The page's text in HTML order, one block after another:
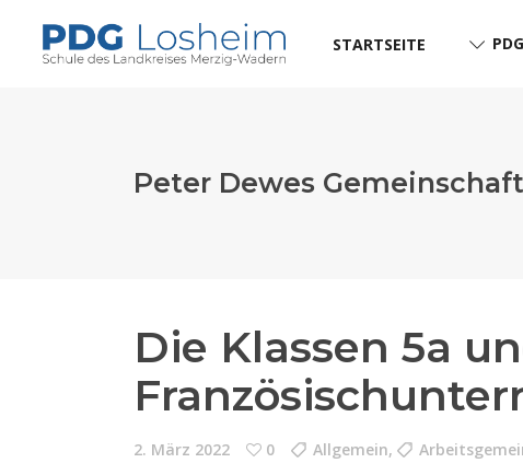
STARTSEITE
Peter Dewes
Die Klassen 5a
2. März 2022 0 Allgemein,